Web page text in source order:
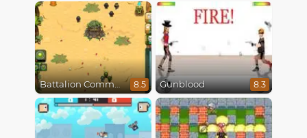
Battalion Commander 8.5 Gunblood 8.3